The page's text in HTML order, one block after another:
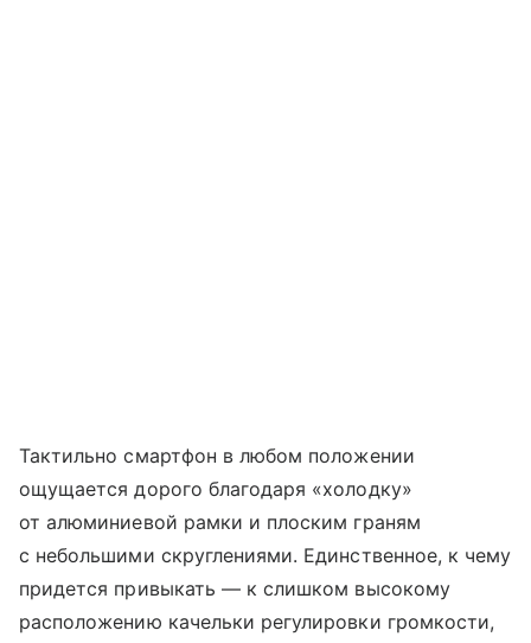
Тактильно смартфон в любом положении
ощущается дорого благодаря «холодку»
от алюминиевой рамки и плоским граням
с небольшими скруглениями. Единственное, к чему
придется привыкать — к слишком высокому
расположению качельки регулировки громкости,